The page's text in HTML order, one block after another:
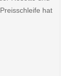
hat